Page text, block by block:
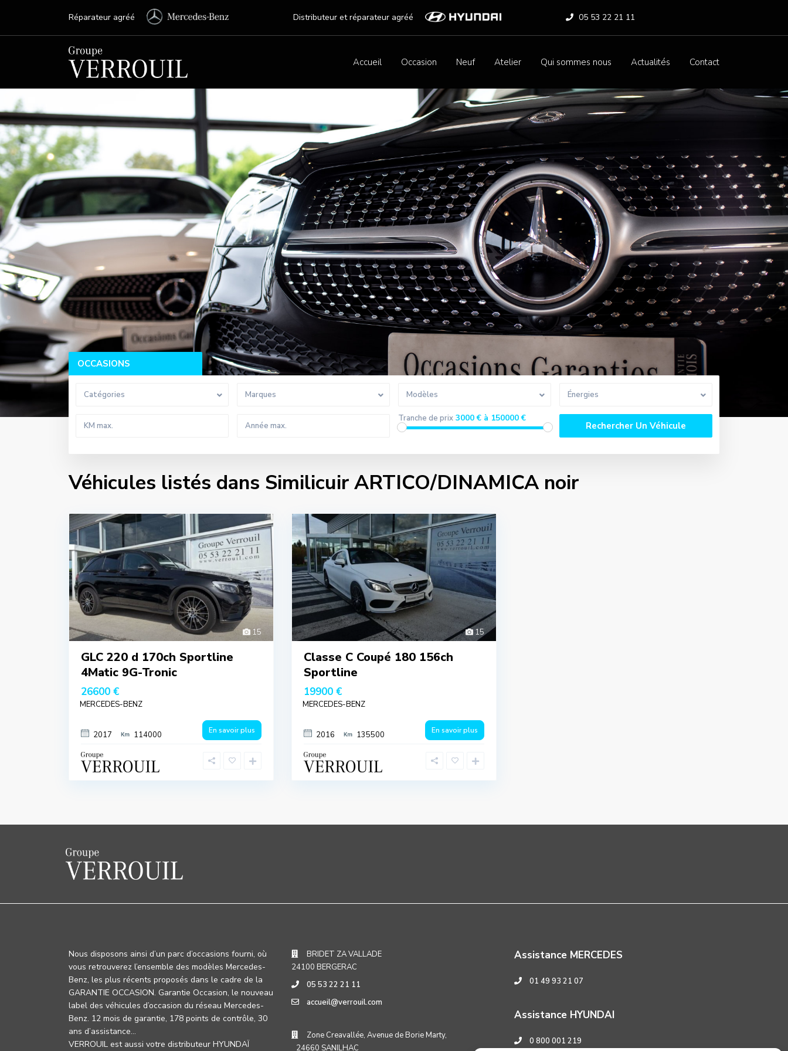
Réparateur agréé Distributeur et réparateur agréé 05 53 22 21 11
Accueil Occasion Neuf Atelier Qui sommes nous Actualités Contact
OCCASIONS
Catégories Marques Modèles Énergies
Tranche de prix 3000 € à 150000 €
Véhicules listés dans Similicuir ARTICO/DINAMICA noir
15
GLC 220 d 170ch Sportline
4Matic 9G-Tronic
26600 €
MERCEDES-BENZ
2017 114000 En savoir plus
15
Classe C Coupé 180 156ch
Sportline
19900 €
MERCEDES-BENZ
2016 135500 En savoir plus
Nous disposons ainsi d’un parc d’occasions fourni, où
vous retrouverez l’ensemble des modèles Mercedes-
Benz, les plus récents proposés dans le cadre de la
GARANTIE OCCASION. Garantie Occasion, le nouveau
label des véhicules d’occasion du réseau Mercedes-
Benz. 12 mois de garantie, 178 points de contrôle, 30
ans d’assistance…
VERROUIL est aussi votre distributeur HYUNDAÏ
BRIDET ZA VALLADE
24100 BERGERAC
05 53 22 21 11
accueil@verrouil.com
Zone Creavallée, Avenue de Borie Marty,
24660 SANILHAC
Assistance MERCEDES
01 49 93 21 07
Assistance HYUNDAI
0 800 001 219